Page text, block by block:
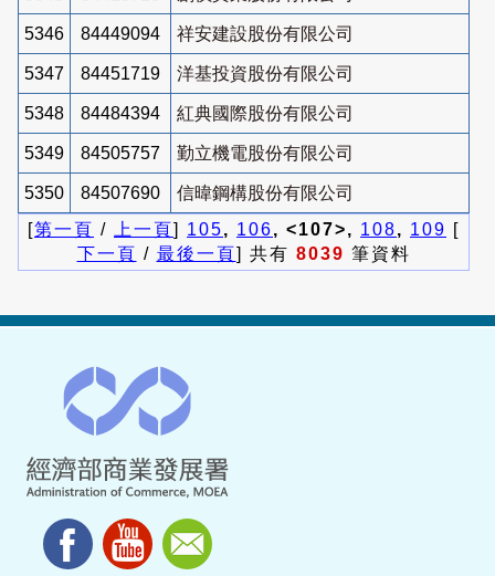
5346 84449094 祥安建設股份有限公司
5347 84451719 洋基投資股份有限公司
5348 84484394 紅典國際股份有限公司
5349 84505757 勤立機電股份有限公司
5350 84507690
信暐鋼構股份有限公司
[第一頁 / 上一頁] 105, 106, <107>, 108, 109 [
下一頁 / 最後一頁] 共有 8039 筆資料